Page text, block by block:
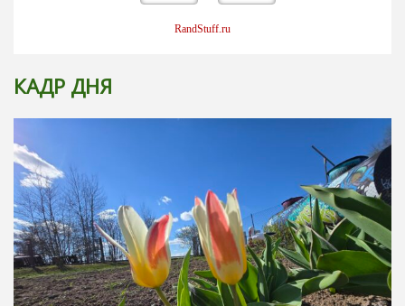
RandStuff.ru
КАДР ДНЯ